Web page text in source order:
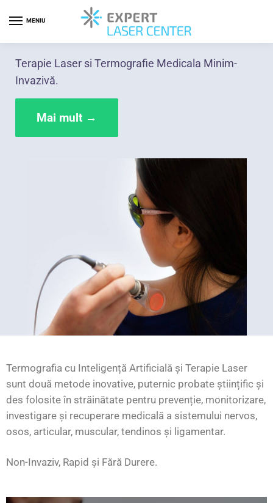
MENIU
Terapie Laser si Termografie Medicala Minim-
Invazivă.
Mai mult →
Termografia cu Inteligență Artificială și Terapie Laser
sunt două metode inovative, puternic probate științific și
des folosite în străinătate pentru prevenție, monitorizare,
investigare și recuperare medicală a sistemului nervos,
osos, articular, muscular, tendinos și ligamentar.
Non-Invaziv, Rapid și Fără Durere.